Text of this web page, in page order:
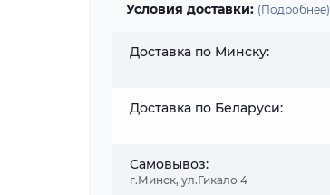
Условия доставки: (Подробнее)
Доставка по Минску:
Доставка по Беларуси:
Самовывоз:
г.Минск, ул.Гикало 4